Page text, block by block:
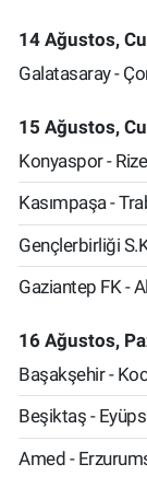
14 Ağustos,
Galatasaray -
15 Ağustos,
Konyaspor -
Kasımpaşa -
Gençlerbirliği
Gaziantep FK -
16 Ağustos,
Başakşehir -
Beşiktaş -
Amed -